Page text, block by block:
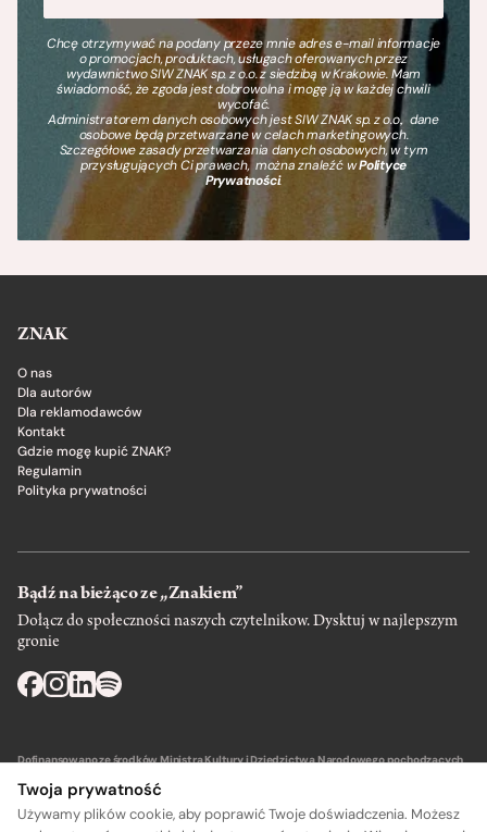
Chcę otrzymywać na podany przeze mnie adres e-mail informacje
o promocjach, produktach, usługach oferowanych przez
wydawnictwo SIW ZNAK sp. z o.o. z siedzibą w Krakowie. Mam
świadomość, że zgoda jest dobrowolna i mogę ją w każdej chwili
wycofać.
Administratorem danych osobowych jest SIW ZNAK sp. z o.o., dane
osobowe będą przetwarzane w celach marketingowych.
Szczegółowe zasady przetwarzania danych osobowych, w tym
przysługujących Ci prawach, można znaleźć wPolityce
Prywatności.
ZNAK
O nas
Dla autorów
Dla reklamodawców
Kontakt
Gdzie mogę kupić ZNAK?
Regulamin
Polityka prywatności
Bądź na bieżąco ze „Znakiem”
Dołącz do społeczności naszych czytelnikow. Dysktuj w najlepszym
gronie
Dofinansowano ze środków Ministra Kultury i Dziedzictwa Narodowego pochodzących
Twoja prywatność
Używamy plików cookie, aby poprawić Twoje doświadczenia. Możesz